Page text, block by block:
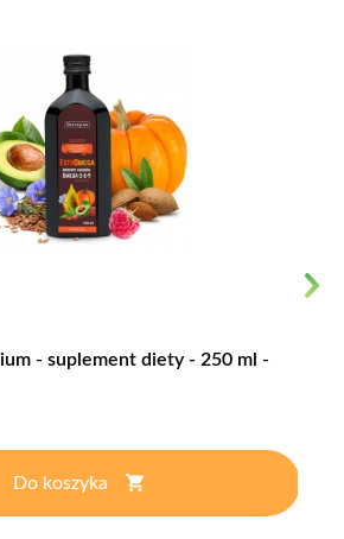
- suplement diety - 250 ml -
Do koszyka